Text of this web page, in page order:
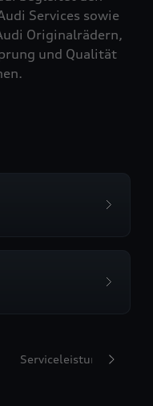
Services sowie
Originalrädern,
und Qualität
Serviceleistungen